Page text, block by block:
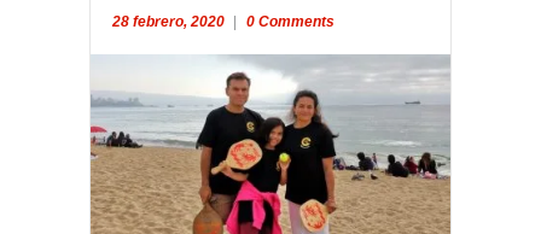
28 febrero, 2020 0 Comments